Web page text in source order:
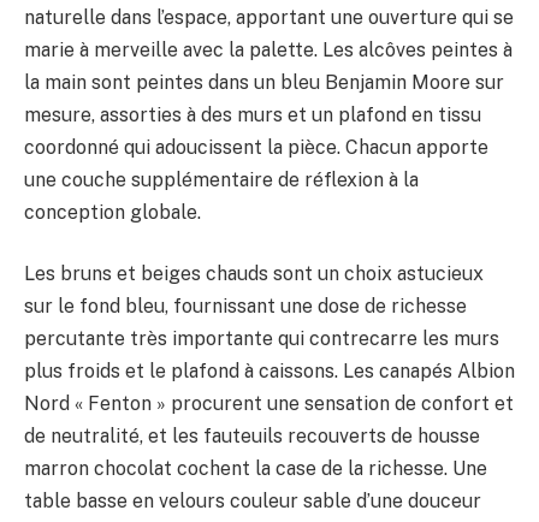
naturelle dans l’espace, apportant une ouverture qui se
marie à merveille avec la palette. Les alcôves peintes à
la main sont peintes dans un bleu Benjamin Moore sur
mesure, assorties à des murs et un plafond en tissu
coordonné qui adoucissent la pièce. Chacun apporte
une couche supplémentaire de réflexion à la
conception globale.
Les bruns et beiges chauds sont un choix astucieux
sur le fond bleu, fournissant une dose de richesse
percutante très importante qui contrecarre les murs
plus froids et le plafond à caissons. Les canapés Albion
Nord « Fenton » procurent une sensation de confort et
de neutralité, et les fauteuils recouverts de housse
marron chocolat cochent la case de la richesse. Une
table basse en velours couleur sable d’une douceur